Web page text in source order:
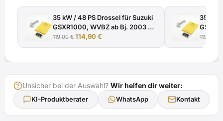
35 kW / 48 PS Drossel für Suzuki
GSXR1000, WVBZ ab Bj. 2003 -
EG-BE e4*92/61*0193* mit
119,00€ Ursprünglicher
114,90€
35 kW
EG-
119,00
Unsicher bei der Auswahl? Wir helfen dir weiter:
KI-Produktberater WhatsApp Kontakt